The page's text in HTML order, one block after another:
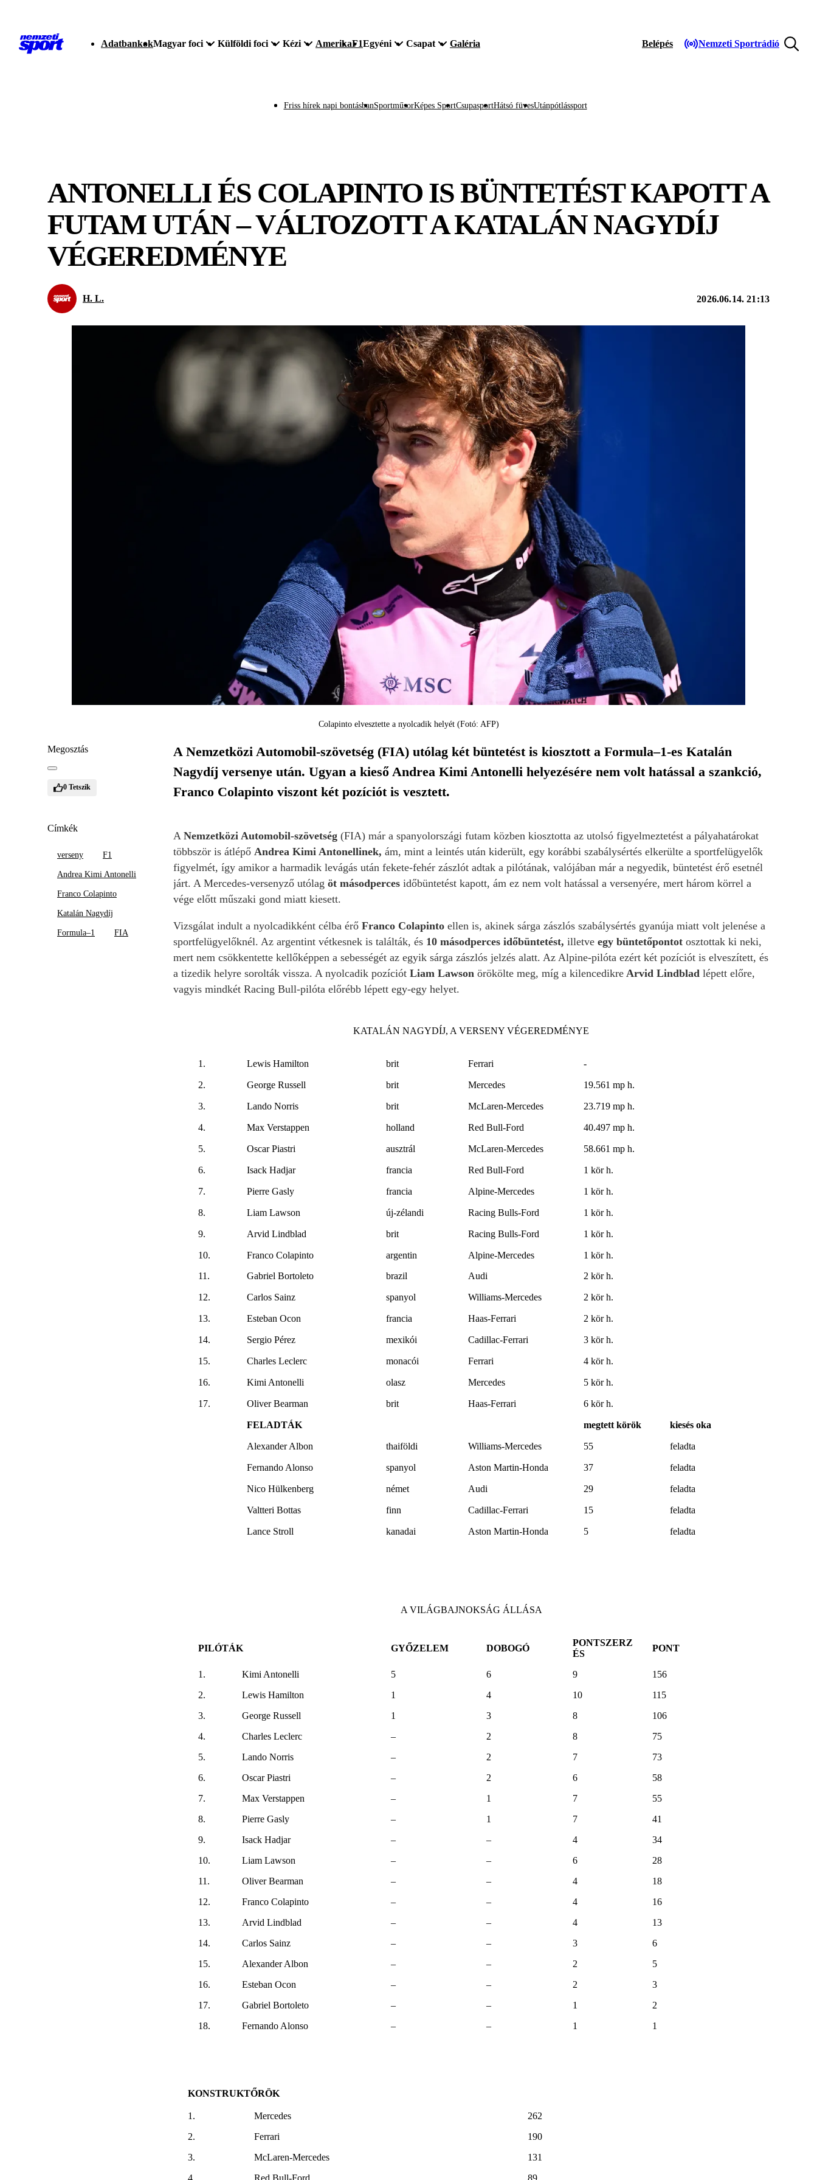
AdatbankokMagyar foci Külföldi foci Kézi AmerikaF1Egyéni Csapat Galéria Belépés Nemzeti Sportrádió
Friss hírek napi bontásbanSportműsorKépes SportCsupasportHátsó füvesUtánpótlássport
ANTONELLI ÉS COLAPINTO IS BÜNTETÉST KAPOTT A
FUTAM UTÁN – VÁLTOZOTT A KATALÁN NAGYDÍJ
VÉGEREDMÉNYE
H. L. 2026.06.14. 21:13
Colapinto elvesztette a nyolcadik helyét (Fotó: AFP)
Megosztás
0 Tetszik
Címkék
verseny F1
Andrea Kimi Antonelli
Franco Colapinto
Katalán Nagydíj
Formula–1 FIA
A Nemzetközi Automobil-szövetség (FIA) utólag két büntetést is kiosztott a Formula–1-es Katalán
Nagydíj versenye után. Ugyan a kieső Andrea Kimi Antonelli helyezésére nem volt hatással a szankció,
Franco Colapinto viszont két pozíciót is vesztett.
A Nemzetközi Automobil-szövetség (FIA) már a spanyolországi futam közben kiosztotta az utolsó figyelmeztetést a pályahatárokat
többször is átlépő Andrea Kimi Antonellinek, ám, mint a leintés után kiderült, egy korábbi szabálysértés elkerülte a sportfelügyelők
figyelmét, így amikor a harmadik levágás után fekete-fehér zászlót adtak a pilótának, valójában már a negyedik, büntetést érő esetnél
járt. A Mercedes-versenyző utólag öt másodpercesidőbüntetést kapott, ám ez nem volt hatással a versenyére, mert három körrel a
vége előtt műszaki gond miatt kiesett.
Vizsgálat indult a nyolcadikként célba érő Franco Colapintoellen is, akinek sárga zászlós szabálysértés gyanúja miatt volt jelenése a
sportfelügyelőknél. Az argentint vétkesnek is találták, és 10 másodperces időbüntetést, illetve egy büntetőpontotosztottak ki neki,
mert nem csökkentette kellőképpen a sebességét az egyik sárga zászlós jelzés alatt. Az Alpine-pilóta ezért két pozíciót is elveszített, és
a tizedik helyre sorolták vissza. A nyolcadik pozíciót Liam Lawson örökölte meg, míg a kilencedikreArvid Lindblad lépett előre,
vagyis mindkét Racing Bull-pilóta előrébb lépett egy-egy helyet.
KATALÁN NAGYDÍJ, A VERSENY VÉGEREDMÉNYE
1. Lewis Hamilton brit Ferrari -
2. George Russell brit Mercedes 19.561 mp h.
3. Lando Norris brit McLaren-Mercedes 23.719 mp h.
4. Max Verstappen holland Red Bull-Ford 40.497 mp h.
5. Oscar Piastri ausztrál McLaren-Mercedes 58.661 mp h.
6. Isack Hadjar francia Red Bull-Ford 1 kör h.
7. Pierre Gasly francia Alpine-Mercedes 1 kör h.
8. Liam Lawson új-zélandi Racing Bulls-Ford 1 kör h.
9. Arvid Lindblad brit Racing Bulls-Ford 1 kör h.
10. Franco Colapinto argentin Alpine-Mercedes
1 kör h.
11.
Gabriel Bortoleto brazil Audi 2 kör h.
12. Carlos Sainz spanyol Williams-Mercedes 2 kör h.
13. Esteban Ocon francia Haas-Ferrari 2 kör h.
14. Sergio Pérez mexikói Cadillac-Ferrari 3 kör h.
15. Charles Leclerc monacói Ferrari 4 kör h.
16. Kimi Antonelli olasz Mercedes 5 kör h.
17. Oliver Bearman brit Haas-Ferrari 6 kör h.
FELADTÁK megtett körök kiesés oka
Alexander Albon thaiföldi Williams-Mercedes 55 feladta
Fernando Alonso spanyol Aston Martin-Honda 37 feladta
Nico Hülkenberg német Audi 29 feladta
Valtteri Bottas finn Cadillac-Ferrari 15 feladta
Lance Stroll kanadai Aston Martin-Honda 5 feladta
A VILÁGBAJNOKSÁG ÁLLÁSA
PILÓTÁK GYŐZELEM DOBOGÓ
PONTSZERZ
ÉS
PONT
1. Kimi Antonelli 5 6 9
156
2.
Lewis Hamilton 1 4 10
115
3.
George Russell 1 3 8
106
4.
Charles Leclerc – 2 8
75
5.
Lando Norris – 2 7
73
6.
Oscar Piastri – 2 6
58
7.
Max Verstappen – 1 7
55
8.
Pierre Gasly – 1 7
41
9.
Isack Hadjar – – 4
34
10.
Liam Lawson – – 6
28
11.
Oliver Bearman – – 4
18
12.
Franco Colapinto – – 4
16
13.
Arvid Lindblad – – 4
13
14.
Carlos Sainz – – 3
6
15.
Alexander Albon – – 2
5
16.
Esteban Ocon – – 2
3
17.
Gabriel Bortoleto – – 1
2
18.
Fernando Alonso – – 1 1
KONSTRUKTŐRÖK
1. Mercedes
262
2.
Ferrari
190
3.
McLaren-Mercedes
131
4.
Red Bull-Ford 89